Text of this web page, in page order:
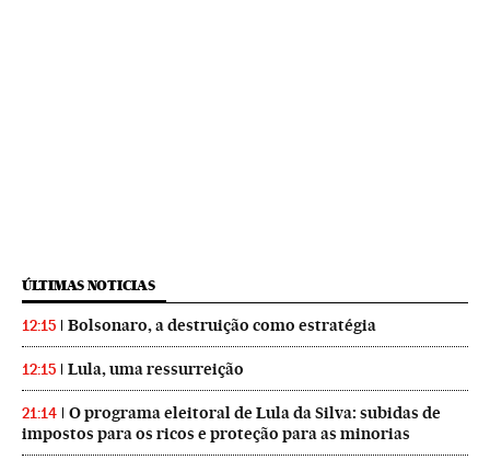
ÚLTIMAS NOTICIAS
12:15 Bolsonaro, a destruição como estratégia
12:15 Lula, uma ressurreição
21:14
O programa eleitoral de Lula da Silva: subidas de
impostos para os ricos e proteção para as minorias